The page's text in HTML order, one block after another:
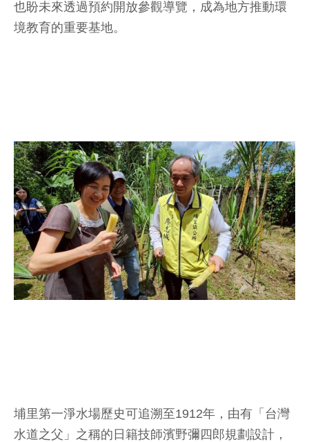
也盼未來透過預約開放參觀導覽，成為地方推動環
境教育的重要基地。
埔里第一淨水場歷史可追溯至1912年，由有「台灣
水道之父」之稱的日籍技師濱野彌四郎規劃設計，